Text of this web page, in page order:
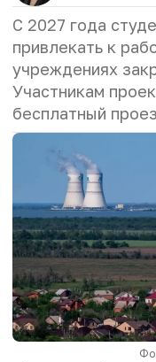
С 2027 года
привлекать к
учреждениях
Участникам
бесплатный